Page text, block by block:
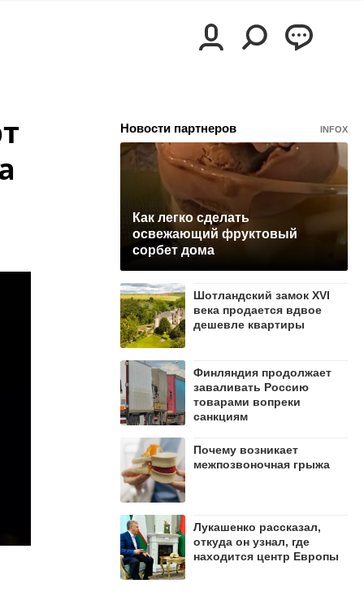
Новости партнеров INFOX
Как легко сделать
освежающий фруктовый
сорбет дома
Шотландский замок XVI
века продается вдвое
дешевле квартиры
Финляндия продолжает
заваливать Россию
товарами вопреки
санкциям
Почему возникает
межпозвоночная грыжа
Лукашенко рассказал,
откуда он узнал, где
находится центр Европы